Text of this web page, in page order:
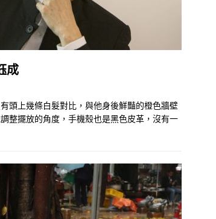
成
頭上幾條白髮對比，與他身後鮮豔的橙色牆壁
整擺放的角度，手機殼也是黑色皮革，沒有一